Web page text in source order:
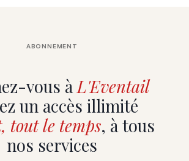
vous àL'Eventail
un accès illimité
tout le temps, à tous
nos services
ABONNEMENT